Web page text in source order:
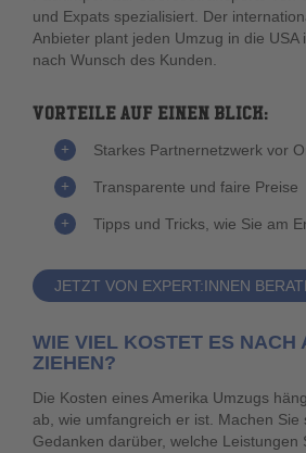
und Expats spezialisiert. Der
Anbieter plant jeden Umzug in die USA
nach Wunsch des Kunden.
VORTEILE AUF EINEN BLICK:
Starkes Partnernetzwerk vor
Transparente und faire Preise
Tipps und Tricks, wie Sie am
JETZT VON EXPERT:INNEN
WIE VIEL KOSTET ES NACH
ZIEHEN?
Die Kosten eines Amerika Umzugs
ab, wie umfangreich er ist. Machen Sie
Gedanken darüber, welche Leistungen